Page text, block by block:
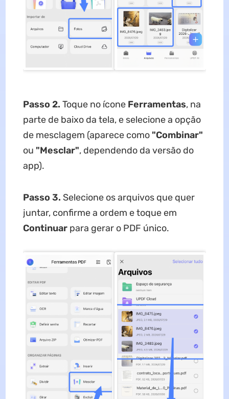
Passo 2. Toque no ícone Ferramentas, na
parte de baixo da tela, e selecione a opção
de mesclagem (aparece como "Combinar"
ou "Mesclar", dependendo da versão do
app).
Passo 3. Selecione os arquivos que quer
juntar, confirme a ordem e toque em
Continuarpara gerar o PDF único.